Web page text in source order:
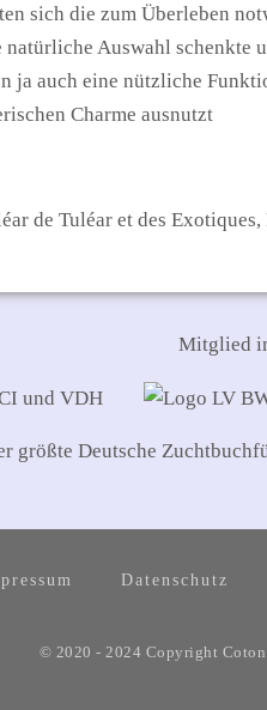
sich die zum Überleben
Auswahl
ja auch eine nützliche
Charme ausnutzt
de Tuléar et des
Mitglied
größte Deutsche
Datenschutz
© 2020 - 2024 Copyright Coton